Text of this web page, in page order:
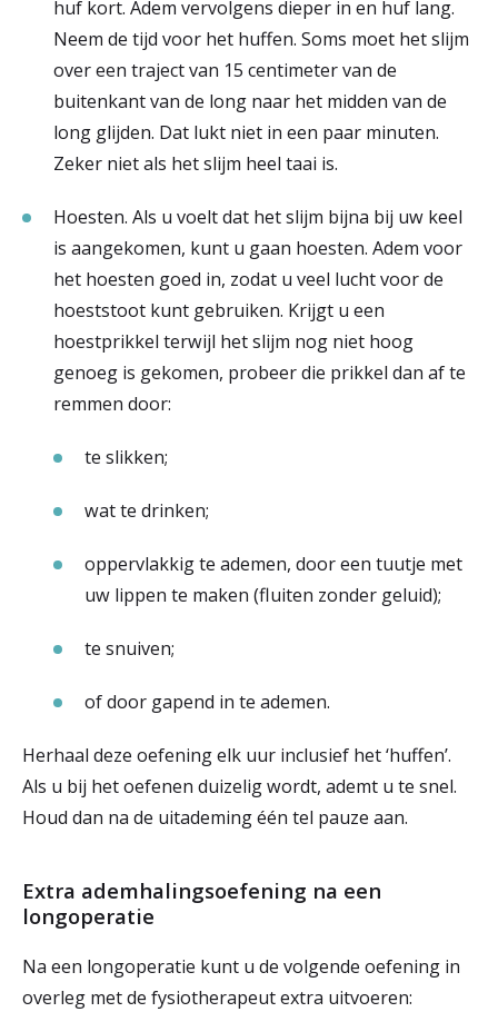
huf kort. Adem vervolgens dieper in en huf lang.
Neem de tijd voor het huffen. Soms moet het slijm
over een traject van 15 centimeter van de
buitenkant van de long naar het midden van de
long glijden. Dat lukt niet in een paar minuten.
Zeker niet als het slijm heel taai is.
Hoesten. Als u voelt dat het slijm bijna bij uw keel
is aangekomen, kunt u gaan hoesten. Adem voor
het hoesten goed in, zodat u veel lucht voor de
hoeststoot kunt gebruiken. Krijgt u een
hoestprikkel terwijl het slijm nog niet hoog
genoeg is gekomen, probeer die prikkel dan af te
remmen door:
te slikken;
wat te drinken;
oppervlakkig te ademen, door een tuutje met
uw lippen te maken (fluiten zonder geluid);
te snuiven;
of door gapend in te ademen.
Herhaal deze oefening elk uur inclusief het ‘huffen’.
Als u bij het oefenen duizelig wordt, ademt u te snel.
Houd dan na de uitademing één tel pauze aan.
Extra ademhalingsoefening na een
longoperatie
Na een longoperatie kunt u de volgende oefening in
overleg met de fysiotherapeut extra uitvoeren: